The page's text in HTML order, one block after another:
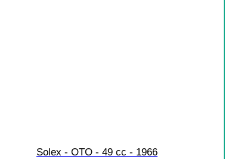
Solex - OTO - 49 cc - 1966